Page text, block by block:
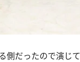
側だったので演じ